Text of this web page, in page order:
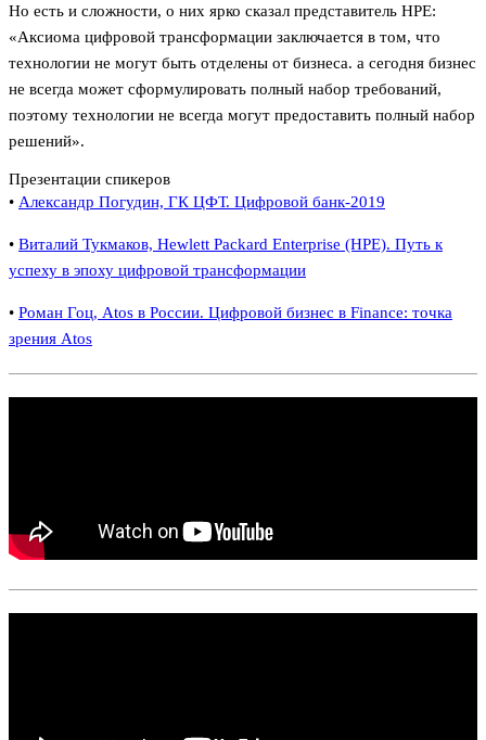
Но есть и сложности, о них ярко сказал представитель HPE:
«Аксиома цифровой трансформации заключается в том, что
технологии не могут быть отделены от бизнеса. а сегодня бизнес
не всегда может сформулировать полный набор требований,
поэтому технологии не всегда могут предоставить полный набор
решений».
Презентации спикеров
• Александр Погудин, ГК ЦФТ. Цифровой банк-2019
• Виталий Тукмаков, Hewlett Packard Enterprise (HPE). Путь к
успеху в эпоху цифровой трансформации
• Роман Гоц, Atos в России. Цифровой бизнес в Finance: точка
зрения Atos